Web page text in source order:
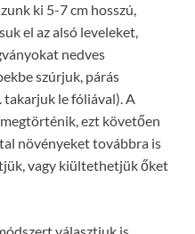
ki 5-7 cm hosszú,
el az alsó leveleket,
nedves
szúrjuk, párás
le fóliával). A
ezt követően
növényeket továbbra is
vagy kiültethetjük őket